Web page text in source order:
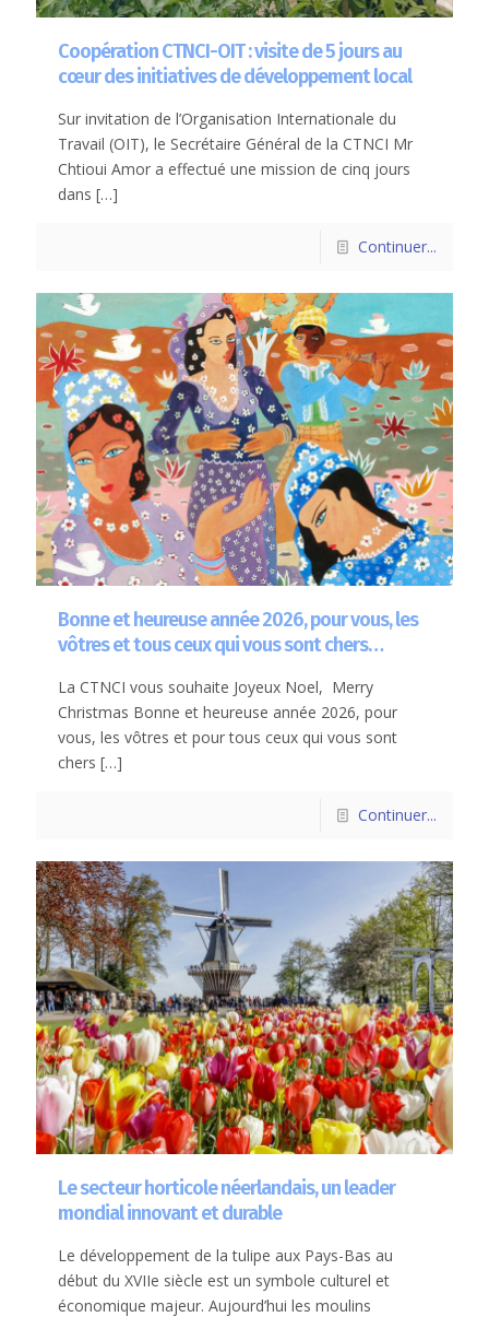
Coopération CTNCI-OIT : visite de 5 jours au
cœur des initiatives de développement local
Sur invitation de l’Organisation Internationale du
Travail (OIT), le Secrétaire Général de la CTNCI Mr
Chtioui Amor a effectué une mission de cinq jours
dans […]
Continuer...
Bonne et heureuse année 2026, pour vous, les
vôtres et tous ceux qui vous sont chers…
La CTNCI vous souhaite Joyeux Noel, Merry
Christmas Bonne et heureuse année 2026, pour
vous, les vôtres et pour tous ceux qui vous sont
chers […]
Continuer...
Le secteur horticole néerlandais, un leader
mondial innovant et durable
Le développement de la tulipe aux Pays-Bas au
début du XVIIe siècle est un symbole culturel et
économique majeur. Aujourd’hui les moulins